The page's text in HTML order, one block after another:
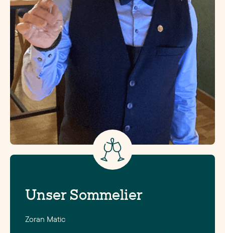
Unser Sommelier
Zoran Matic